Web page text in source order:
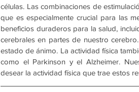
células. Las combinaciones de
que es especialmente crucial para las
beneficios duraderos para la salud,
cerebrales en partes de nuestro
estado de ánimo. La actividad física
como el Parkinson y el Alzheimer.
desear la actividad física que trae estos